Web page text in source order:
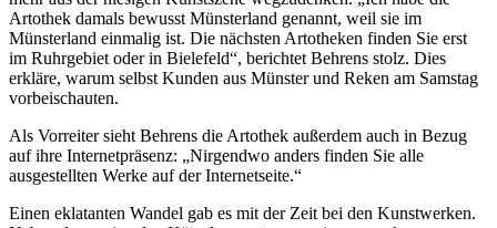
Artothek damals bewusst Münsterland genannt, weil sie im
Münsterland einmalig ist. Die nächsten Artotheken finden Sie erst
im Ruhrgebiet oder in Bielefeld“, berichtet Behrens stolz. Dies
erkläre, warum selbst Kunden aus Münster und Reken am Samstag
vorbeischauten.
Als Vorreiter sieht Behrens die Artothek außerdem auch in Bezug
auf ihre Internetpräsenz: „Nirgendwo anders finden Sie alle
ausgestellten Werke auf der Internetseite.“
Einen eklatanten Wandel gab es mit der Zeit bei den Kunstwerken.